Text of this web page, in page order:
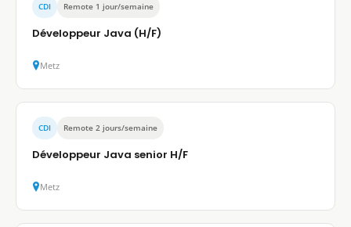
CDI Remote 1 jour/semaine
Développeur Java (H/F)
Metz
CDI Remote 2 jours/semaine
Développeur Java senior H/F
Metz